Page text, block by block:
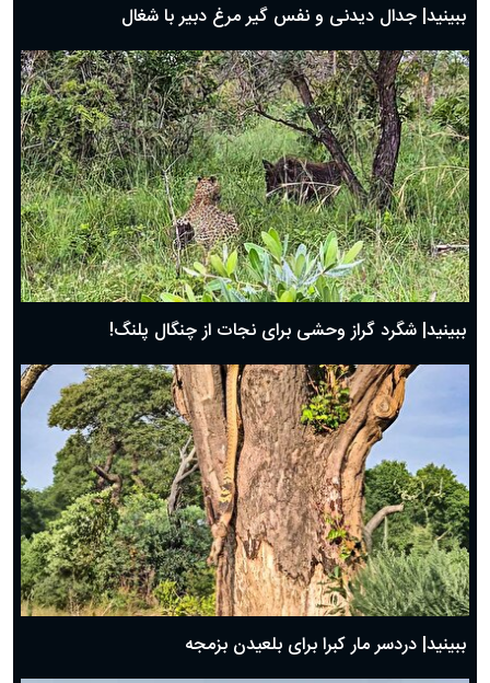
ببینید| جدال دیدنی و نفس گیر مرغ دبیر با شغال
ببینید| شگرد گراز وحشی برای نجات از چنگال پلنگ!
ببینید| دردسر مار کبرا برای بلعیدن بزمجه